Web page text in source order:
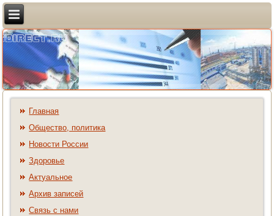
Главная
Общество, политика
Новости России
Здоровье
Актуальное
Архив записей
Связь с нами